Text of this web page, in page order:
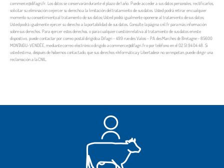
commerce@difagri.fr. Los datos se conservarán durante el plazo de 1 año. Puede acceder a sus datos personales, rectificarlos,
solicitar su eliminación o ejercer su derecho a la limitación del tratamiento de sus datos. Usted podrá retirar en cualquier
momento su consentimiento al tratamiento de sus datos; Usted podrá igualmente oponerse al tratamiento de sus datos;
Usted podrá igualmente ejercer su derecho a la portabilidad de sus datos. Consulte la página cnil.fr para más información
sobre sus derechos. Para ejercer estos derechos, o para cualquier cuestión relativa al tratamiento de sus datos en este
dispositivo, puede contactar por correo postal dirigido a Difagri – 499 rue des Valois – PA des Marches de Bretagne – 85600
MONTAIGU-VENDÉE, mediante correo electrónico dirigido a commerce@difagri.fr o por teléfono en el 02 51 94 04 48. Si
usted estima, después de habernos contactado, que sus derechos «Informática y Libertades» no se respetan, puede dirigir una
reclamación a la CNIL.